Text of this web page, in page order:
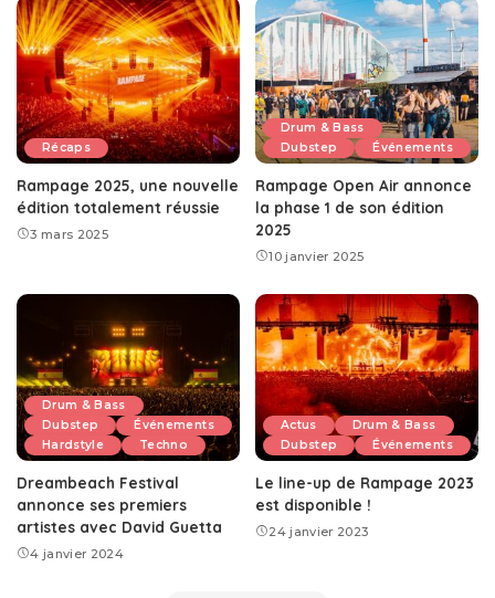
Récaps
Rampage 2025, une nouvelle
édition totalement réussie
3 mars 2025
Drum & Bass
Dubstep
Événements
Rampage Open Air annonce
la phase 1 de son édition
2025
10 janvier 2025
Drum & Bass
Dubstep
Événements
Hardstyle
Techno
Dreambeach Festival
annonce ses premiers
artistes avec David Guetta
4 janvier 2024
Actus
Drum & Bass
Dubstep
Événements
Le line-up de Rampage 2023
est disponible !
24 janvier 2023